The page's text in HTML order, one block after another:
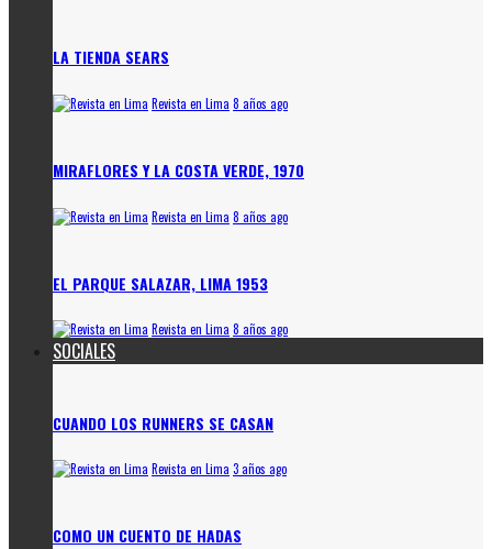
LA TIENDA SEARS
Revista en Lima 8 años ago
MIRAFLORES Y LA COSTA VERDE, 1970
Revista en Lima 8 años ago
EL PARQUE SALAZAR, LIMA 1953
Revista en Lima 8 años ago
SOCIALES
CUANDO LOS RUNNERS SE CASAN
Revista en Lima 3 años ago
COMO UN CUENTO DE HADAS